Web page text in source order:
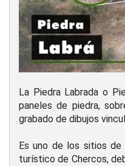
La Piedra Labrada o
paneles de piedra,
grabado de dibujos
Es uno de los sitios
turístico de Chercos,